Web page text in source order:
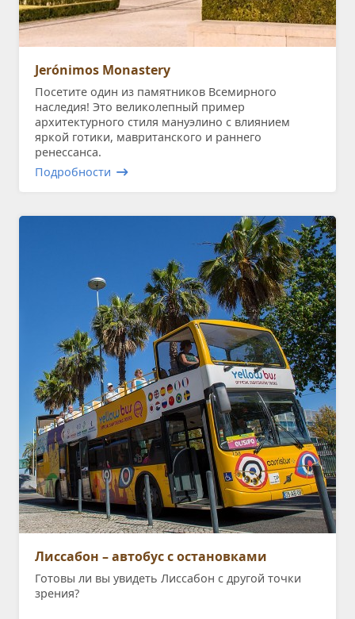
Jerónimos Monastery
Посетите один из памятников Всемирного
наследия! Это великолепный пример
архитектурного стиля мануэлино с влиянием
яркой готики, мавританского и раннего
ренессанса.
Подробности
Лиссабон – автобус с остановками
Готовы ли вы увидеть Лиссабон с другой точки
зрения?